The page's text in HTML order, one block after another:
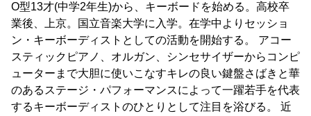
O型13才(中学2年生)から、キーボードを始める。高校卒
業後、上京。国立音楽大学に入学。在学中よりセッショ
ン・キーボーディストとしての活動を開始する。 アコー
スティックピアノ、オルガン、シンセサイザーからコンピ
ューターまで大胆に使いこなすキレの良い鍵盤さばきと華
のあるステージ・パフォーマンスによって一躍若手を代表
するキーボーディストのひとりとして注目を浴びる。 近